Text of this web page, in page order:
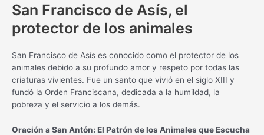
San Francisco de Asís, el
protector de los animales
San Francisco de Asís es conocido como el protector de los
animales debido a su profundo amor y respeto por todas las
criaturas vivientes. Fue un santo que vivió en el siglo XIII y
fundó la Orden Franciscana, dedicada a la humildad, la
pobreza y el servicio a los demás.
Oración a San Antón: El Patrón de los Animales que Escucha